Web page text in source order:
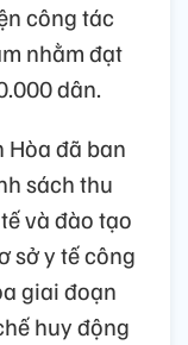
công tác
nhằm đạt
dân.
Hòa đã ban
sách thu
và đào tạo
sở y tế công
giai đoạn
huy động